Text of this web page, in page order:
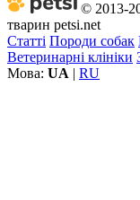
© 2013-
тварин petsi.net
Статті Породи собак
Ветеринарні клініки
Мова: UA | RU